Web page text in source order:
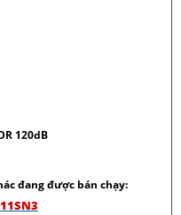
120dB
đang được bán chạy: